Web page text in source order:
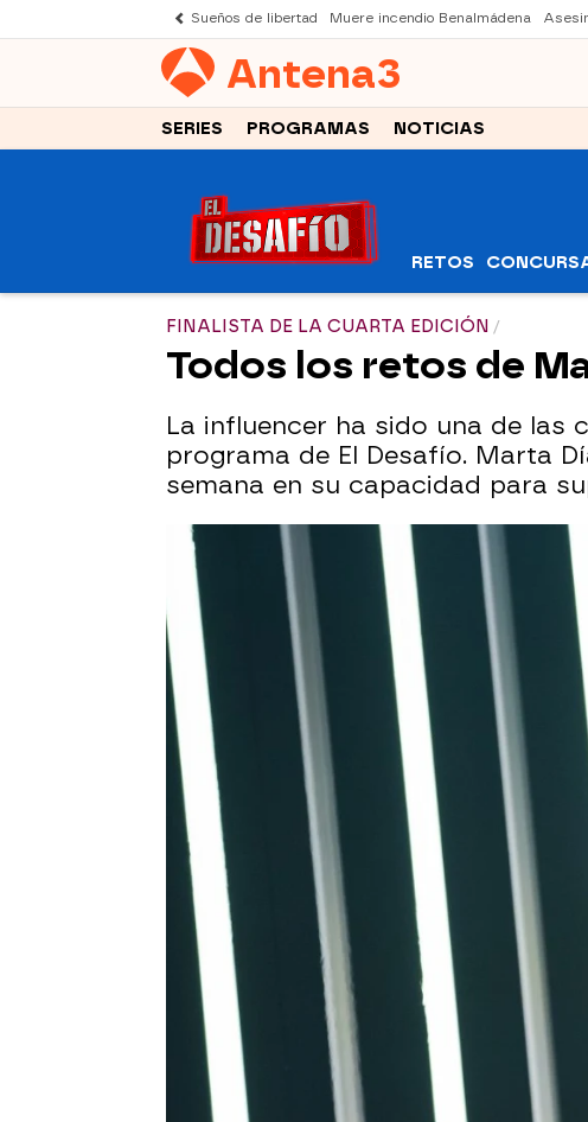
Sueños de libertad Muere incendio Benalmádena
Antena3
SERIES PROGRAMAS NOTICIAS
RETOS
FINALISTA DE LA CUARTA EDICIÓN
Todos los retos de
La influencer ha sido una de las
programa de El Desafío. Marta
semana en su capacidad para